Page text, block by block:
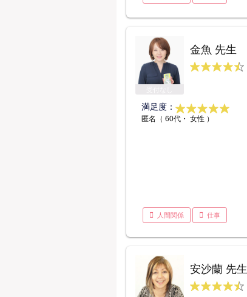
金魚 先生
満足度：
匿名（ 60代・ 女性 ）
人間関係 仕事
安沙蘭 先生